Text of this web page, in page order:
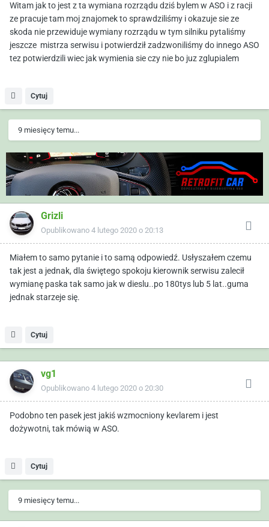
Witam jak to jest z ta wymiana rozrządu dziś bylem w ASO i z racji
ze pracuje tam moj znajomek to sprawdziliśmy i okazuje sie ze
skoda nie przewiduje wymiany rozrządu w tym silniku pytaliśmy
jeszcze mistrza serwisu i potwierdził zadzwoniliśmy do innego ASO
tez potwierdzili wiec jak wymienia sie czy nie bo juz zglupialem
Cytuj
9 miesięcy temu...
Grizli
Opublikowano 4 lutego 2020 o 20:13
Miałem to samo pytanie i to samą odpowiedź. Usłyszałem czemu
tak jest a jednak, dla świętego spokoju kierownik serwisu zalecił
wymianę paska tak samo jak w dieslu..po 180tys lub 5 lat..guma
jednak starzeje się.
Cytuj
vg1
Opublikowano 4 lutego 2020 o 20:30
Podobno ten pasek jest jakiś wzmocniony kevlarem i jest
dożywotni, tak mówią w ASO.
Cytuj
9 miesięcy temu...